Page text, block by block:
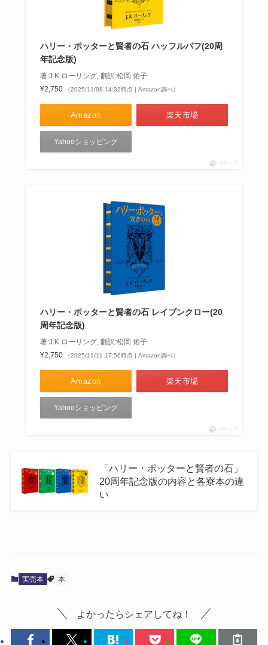
ハリー・ポッターと賢者の石 ハッフルパフ(20周
年記念版)
著:J.K.ローリング, 翻訳:松岡 佑子
¥2,750
（2025/11/08 14:32時点 | Amazon調べ）
Amazon 楽天市場
Yahooショッピング
ポチップ
ハリー・ポッターと賢者の石 レイブンクロー(20
周年記念版)
著:J.K.ローリング, 翻訳:松岡 佑子
¥2,750
（2025/11/11 17:56時点 | Amazon調べ）
Amazon 楽天市場
Yahooショッピング
ポチップ
「ハリー・ポッターと賢者の石」
20周年記念版の内容と各寮本の違
い
実売本 本
よかったらシェアしてね！